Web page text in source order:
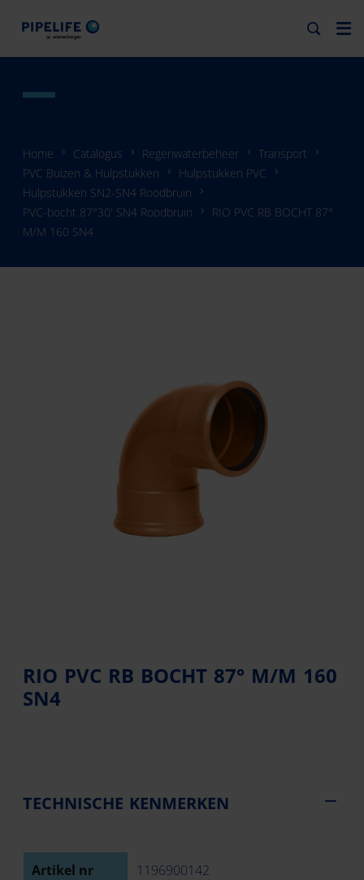
Home Catalogus Regenwaterbeheer
Transport
PVC Buizen & Hulpstukken
Hulpstukken PVC
Hulpstukken SN2-SN4 Roodbruin
PVC-bocht 87°30' SN4 Roodbruin
RIO PVC RB BOCHT 87°
M/M 160 SN4
RIO PVC RB BOCHT 87° M/M 160
SN4
TECHNISCHE KENMERKEN
Artikel nr 1196900142